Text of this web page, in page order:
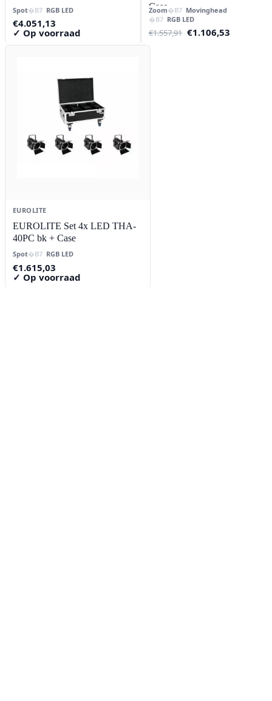
Spot RGB LED
€4.051,13
✓ Op voorraad
Case
Zoom
Movinghead
RGB LED
€1.557,91 Oorspronkelijke
€1.106,53
EUROLITE
EUROLITE Set 4x LED THA-
40PC bk + Case
Spot RGB LED
€1.615,03
✓ Op voorraad